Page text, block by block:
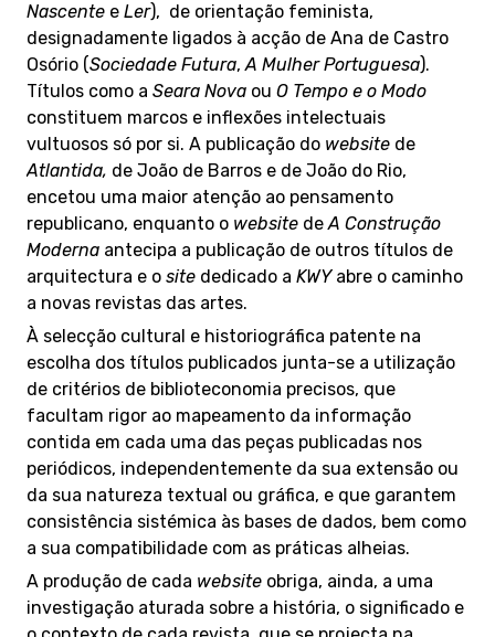
Nascente e Ler), de orientação feminista,
designadamente ligados à acção de Ana de Castro
Osório (Sociedade Futura,A Mulher Portuguesa).
Títulos como a Seara Nova ou O Tempo e o Modo
constituem marcos e inflexões intelectuais
vultuosos só por si. A publicação do website de
Atlantida, de João de Barros e de João do Rio,
encetou uma maior atenção ao pensamento
republicano, enquanto o website deA Construção
Moderna antecipa a publicação de outros títulos de
arquitectura e o site dedicado a KWYabre o caminho
a novas revistas das artes.
À selecção cultural e historiográfica patente na
escolha dos títulos publicados junta-se a utilização
de critérios de biblioteconomia precisos, que
facultam rigor ao mapeamento da informação
contida em cada uma das peças publicadas nos
periódicos, independentemente da sua extensão ou
da sua natureza textual ou gráfica, e que garantem
consistência sistémica às bases de dados, bem como
a sua compatibilidade com as práticas alheias.
A produção de cada website obriga, ainda, a uma
investigação aturada sobre a história, o significado e